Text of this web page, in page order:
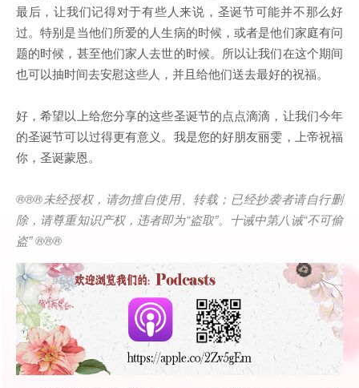
最后，让我们记得对于有些人来说，圣诞节可能并不那么好
过。特别是当他们所爱的人生病的时候，或者是他们家庭有问
题的时候，甚至他们家人去世的时候。所以让我们在这个期间
也可以抽时间去安慰这些人，并且给他们送去最好的祝福。
好，希望以上给您分享的这些圣诞节的点点滴滴，让我们今年
的圣诞节可以过得更有意义。我是您的好朋友丽雯，上帝祝福
你，圣诞蒙恩。
®®®未经授权，请勿擅自使用、转载；已经抄袭者请自行删
除，请尊重知识产权，违者即为“盗取”。十诫中第八诫“不可偷
盗” ®®®